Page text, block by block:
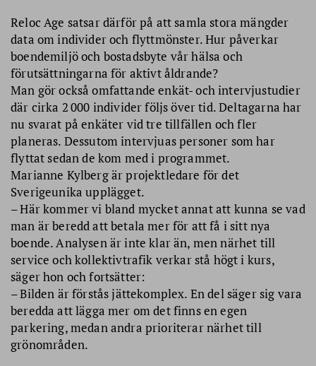
Reloc Age satsar därför på att samla stora mängder
data om individer och flyttmönster. Hur påverkar
boendemiljö och bostadsbyte vår hälsa och
förutsättningarna för aktivt åldrande?
Man gör också omfattande enkät- och intervjustudier
där cirka 2 000 individer följs över tid. Deltagarna har
nu svarat på enkäter vid tre tillfällen och fler
planeras. Dessutom intervjuas personer som har
flyttat sedan de kom med i programmet.
Marianne Kylberg är projektledare för det
Sverigeunika upplägget.
– Här kommer vi bland mycket annat att kunna se vad
man är beredd att betala mer för att få i sitt nya
boende. Analysen är inte klar än, men närhet till
service och kollektivtrafik verkar stå högt i kurs,
säger hon och fortsätter:
– Bilden är förstås jättekomplex. En del säger sig vara
beredda att lägga mer om det finns en egen
parkering, medan andra prioriterar närhet till
grönområden.